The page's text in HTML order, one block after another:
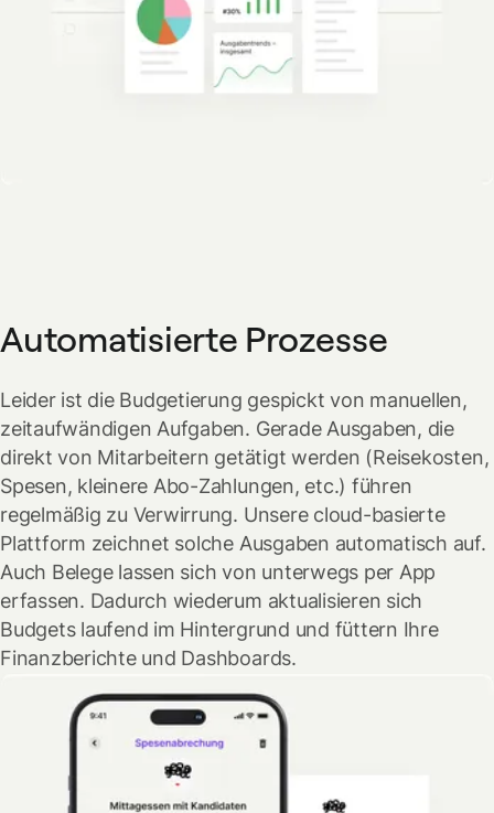
Automatisierte Prozesse
Leider ist die Budgetierung gespickt von manuellen,
zeitaufwändigen Aufgaben. Gerade Ausgaben, die
direkt von Mitarbeitern getätigt werden (Reisekosten,
Spesen, kleinere Abo-Zahlungen, etc.) führen
regelmäßig zu Verwirrung. Unsere cloud-basierte
Plattform zeichnet solche Ausgaben automatisch auf.
Auch Belege lassen sich von unterwegs per App
erfassen. Dadurch wiederum aktualisieren sich
Budgets laufend im Hintergrund und füttern Ihre
Finanzberichte und Dashboards.